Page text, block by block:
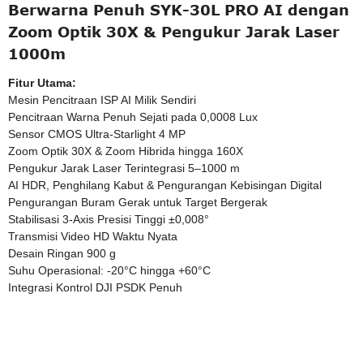
Berwarna Penuh SYK-30L PRO AI dengan
Zoom Optik 30X & Pengukur Jarak Laser
1000m
Fitur Utama:
Mesin Pencitraan ISP AI Milik Sendiri
Pencitraan Warna Penuh Sejati pada 0,0008 Lux
Sensor CMOS Ultra-Starlight 4 MP
Zoom Optik 30X & Zoom Hibrida hingga 160X
Pengukur Jarak Laser Terintegrasi 5–1000 m
AI HDR, Penghilang Kabut & Pengurangan Kebisingan Digital
Pengurangan Buram Gerak untuk Target Bergerak
Stabilisasi 3-Axis Presisi Tinggi ±0,008°
Transmisi Video HD Waktu Nyata
Desain Ringan 900 g
Suhu Operasional: -20°C hingga +60°C
Integrasi Kontrol DJI PSDK Penuh